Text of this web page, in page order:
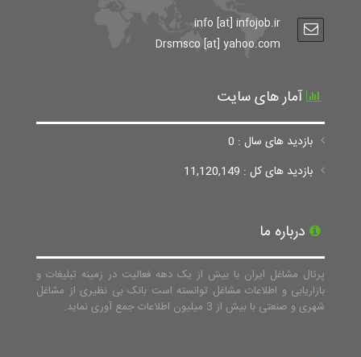
info [at] infojob.ir
Drsmsco [at] yahoo.com
آمار های سایت
بازدید های سال : 0
بازدید های کل : 11,120,149
درباره ما
پرتال مشاغل ایران با بیش از یک دهه فعالیت در زمینه تبلیغات و
بازاریابی و اطلاعات مشاغل توانسته است بانک بی نظیری از مشاغل
شهری و صنعتی با بیش از 3 میلیون اطلاعات جمع آوری نماید.